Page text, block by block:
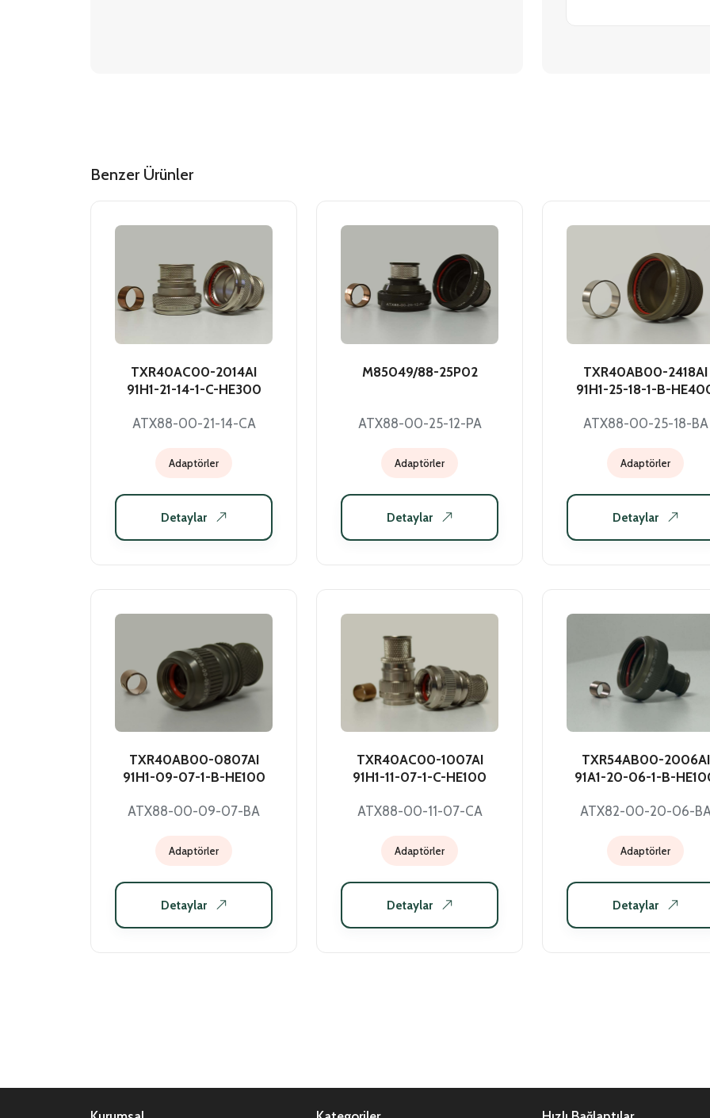
Benzer Ürünler
TXR40AC00-2014AI
91H1-21-14-1-C-HE300
ATX88-00-21-14-CA
Adaptörler
Detaylar
M85049/88-25P02
ATX88-00-25-12-PA
Adaptörler
Detaylar
TXR40AB00-2418AI
91H1-25-18-1-B-
ATX88-00-25-18-BA
Adaptörler
Detaylar
TXR40AB00-0807AI
91H1-09-07-1-B-HE100
ATX88-00-09-07-BA
Adaptörler
Detaylar
TXR40AC00-1007AI
91H1-11-07-1-C-HE100
ATX88-00-11-07-CA
Adaptörler
Detaylar
TXR54AB00-2006AI
91A1-20-06-1-B-
ATX82-00-20-06-
Adaptörler
Detaylar